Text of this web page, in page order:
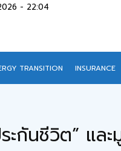
- 22:04
TRANSITION INSURANCE
ะกันชีวิต” แล